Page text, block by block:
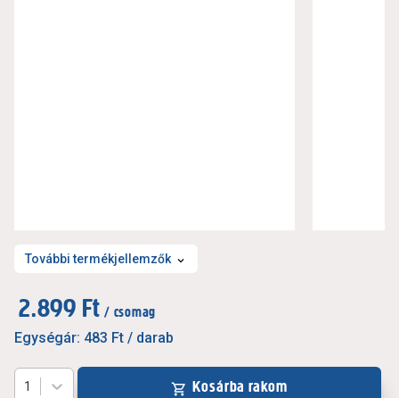
További termékjellemzők
2.899 Ft / csomag
Egységár: 483 Ft / darab
1 Kosárba rakom